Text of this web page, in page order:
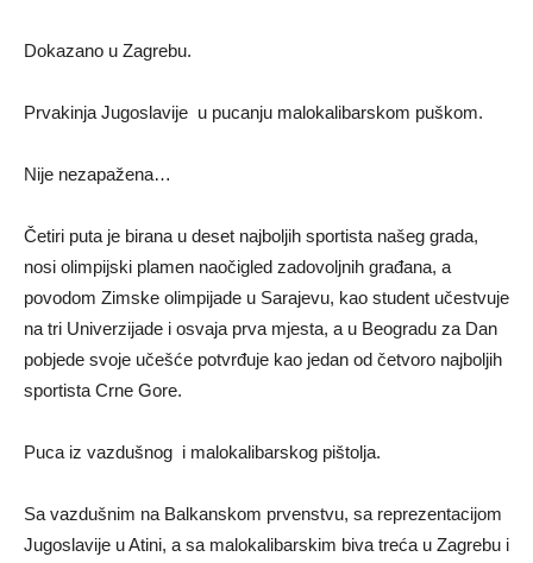
Dokazano u Zagrebu.
Prvakinja Jugoslavije u pucanju malokalibarskom puškom.
Nije nezapažena…
Četiri puta je birana u deset najboljih sportista našeg grada,
nosi olimpijski plamen naočigled zadovoljnih građana, a
povodom Zimske olimpijade u Sarajevu, kao student učestvuje
na tri Univerzijade i osvaja prva mjesta, a u Beogradu za Dan
pobjede svoje učešće potvrđuje kao jedan od četvoro najboljih
sportista Crne Gore.
Puca iz vazdušnog i malokalibarskog pištolja.
Sa vazdušnim na Balkanskom prvenstvu, sa reprezentacijom
Jugoslavije u Atini, a sa malokalibarskim biva treća u Zagrebu i